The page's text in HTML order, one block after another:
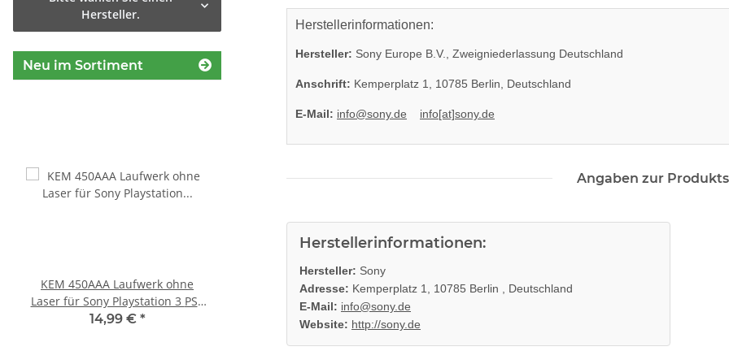
Herstellerinformationen:
Hersteller: Sony Europe B.V., Zweigniederlassung Deutschland
Anschrift: Kemperplatz 1, 10785 Berlin, Deutschland
E-Mail: info@sony.de info[at]sony.de
Angaben zur
Herstellerinformationen:
Hersteller: Sony
Adresse: Kemperplatz 1, 10785 Berlin , Deutschland
E-Mail: info@sony.de
Website: http://sony.de
Hersteller.
Neu im Sortiment
KEM 450AAA Laufwerk ohne
Laser für Sony Playstation 3 PS3
Slim gebraucht
14,99 € *
Sony Playstation 3 KEM 450EAA
Laufwerk ohne Laser - Defekt -
Eratzteilspender
14,99 € *
KEM 450DAA Laufwerk ohne